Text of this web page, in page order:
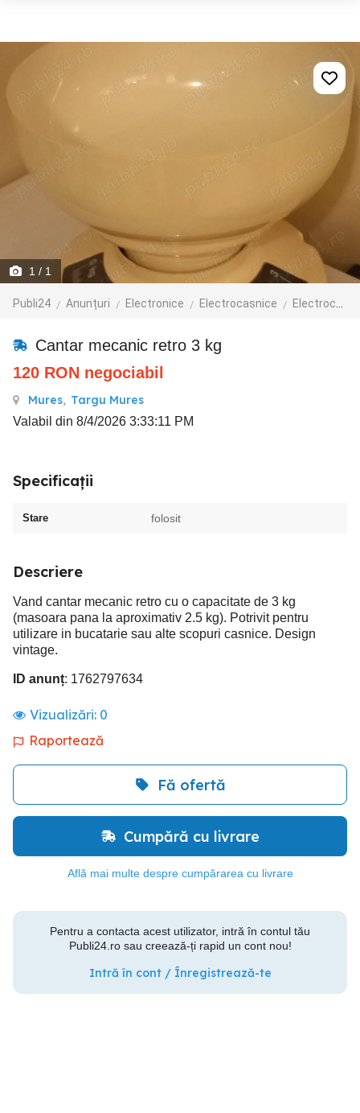
1 / 1
Publi24 Anunțuri Electronice Electrocasnice Electrocasnice mici
Cantar mecanic retro 3 kg
120 RON negociabil
Mures, Targu Mures
Valabil din 8/4/2026 3:33:11 PM
Specificații
Stare folosit
Descriere
Vand cantar mecanic retro cu o capacitate de 3 kg
(masoara pana la aproximativ 2.5 kg). Potrivit pentru
utilizare in bucatarie sau alte scopuri casnice. Design
vintage.
ID anunț: 1762797634
Vizualizări: 0
Raportează
Fă ofertă
Cumpără cu livrare
Află mai multe despre cumpărarea cu livrare
Pentru a contacta acest utilizator, intră în contul tău
Publi24.ro sau creează-ți rapid un cont nou!
Intră în cont / Înregistrează-te